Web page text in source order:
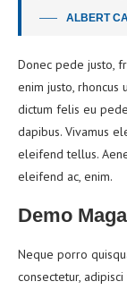
ALBERT
Donec pede justo,
enim justo, rhoncus
dictum felis eu
dapibus. Vivamus
eleifend tellus.
eleifend ac, enim.
Demo
Neque porro
consectetur,